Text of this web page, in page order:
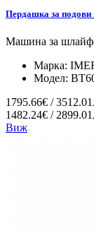
Пердашка за подови
Машина за
Марка:
Модел:
1795.66€ /
1482.24€ /
Виж